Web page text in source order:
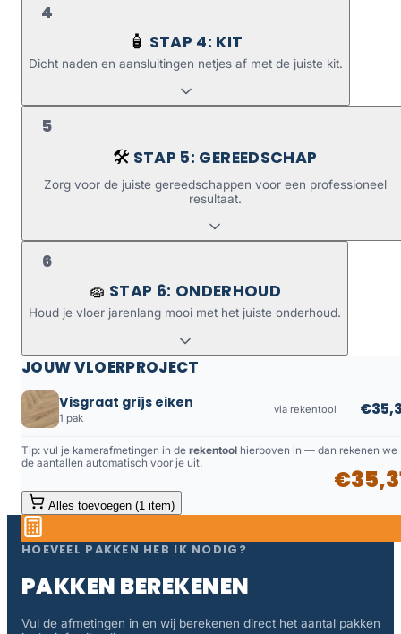
4
🧴 STAP 4: KIT
Dicht naden en aansluitingen netjes af met de juiste kit.
5
🛠️ STAP 5: GEREEDSCHAP
Zorg voor de juiste gereedschappen voor een professioneel
resultaat.
6
🧽 STAP 6: ONDERHOUD
Houd je vloer jarenlang mooi met het juiste onderhoud.
JOUW VLOERPROJECT
Visgraat grijs eiken
1 pak
via rekentool
Tip: vul je kamerafmetingen in de rekentool hierboven in — dan rekenen we
de aantallen automatisch voor je uit.
Alles toevoegen (1 item)
HOEVEEL PAKKEN HEB IK NODIG?
PAKKEN BEREKENEN
Vul de afmetingen in en wij berekenen direct het aantal pakken